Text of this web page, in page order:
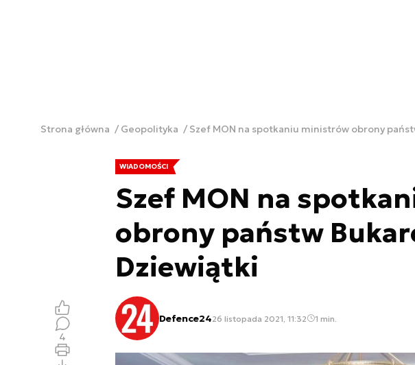
Strona główna Geopolityka Szef MON na spotkaniu ministrów obrony
WIADOMOŚCI
Szef MON na
obrony państw
Dziewiątki
Defence2426 listopada 2021, 11:32 1 min.
4